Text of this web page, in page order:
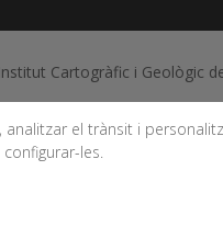
el trànsit i
les.
Cartogràfic i Geològic
Podeu subscriure-us